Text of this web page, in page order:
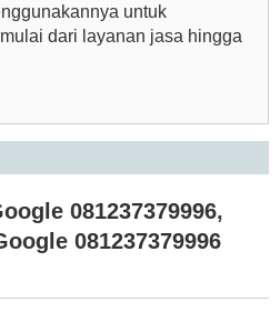
untuk
dari layanan jasa hingga
081237379996,
081237379996